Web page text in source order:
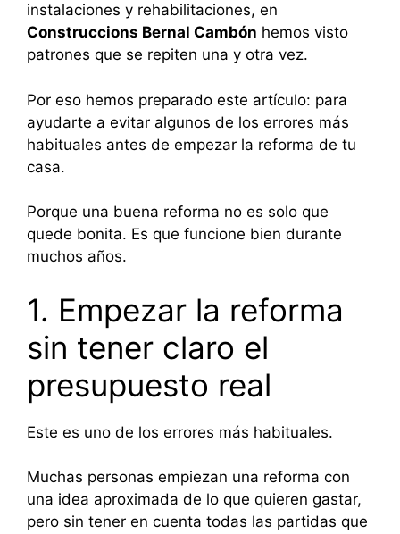
instalaciones y rehabilitaciones, en
Construccions Bernal Cambón hemos visto
patrones que se repiten una y otra vez.
Por eso hemos preparado este artículo: para
ayudarte a evitar algunos de los errores más
habituales antes de empezar la reforma de tu
casa.
Porque una buena reforma no es solo que
quede bonita. Es que funcione bien durante
muchos años.
1. Empezar la reforma
sin tener claro el
presupuesto real
Este es uno de los errores más habituales.
Muchas personas empiezan una reforma con
una idea aproximada de lo que quieren gastar,
pero sin tener en cuenta todas las partidas que